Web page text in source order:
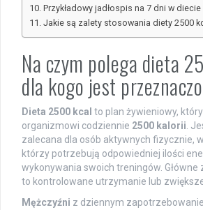
Przykładowy jadłospis na 7 dni w diecie
Jakie są zalety stosowania diety 2500
Na czym polega dieta
dla kogo jest
Dieta 2500 kcal to plan żywieniowy,
organizmowi codziennie 2500 kalorii.
zalecana dla osób aktywnych fizycznie,
którzy potrzebują odpowiedniej ilości
wykonywania swoich treningów. Główne
to kontrolowane utrzymanie lub
Mężczyźni z dziennym